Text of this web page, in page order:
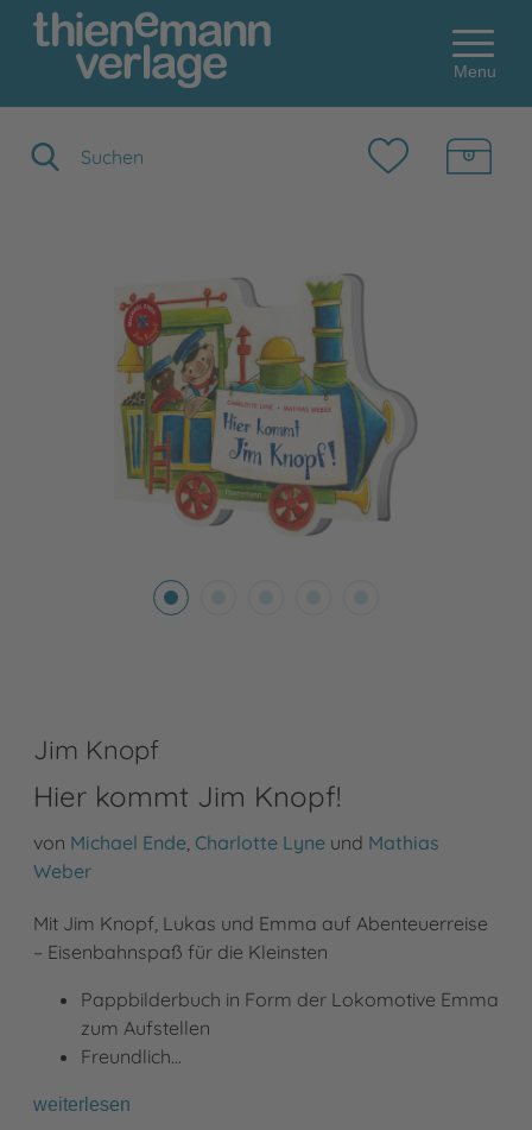
Menu
Jim Knopf
Hier kommt Jim Knopf!
von Michael Ende Charlotte Lyne und Mathias
Weber
Mit Jim Knopf, Lukas und Emma auf Abenteuerreise
– Eisenbahnspaß für die Kleinsten
Pappbilderbuch in Form der Lokomotive Emma
zum Aufstellen
Freundlich…
weiterlesen